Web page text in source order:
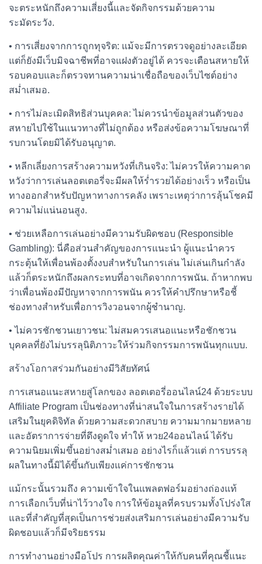
จะตระหนักถึงความเสี่ยงนี้และจัดกิจกรรมด้วยความ
ระมัดระวัง.
• การเสี่ยงจากการถูกทุจริต: แม้จะมีการตรวจดูอย่างละเอียด
แต่ก็ยังมีเว็บมิจฉาชีพที่อาจแฝงตัวอยู่ได้ ควรจะเตือนสหายให้
รอบคอบและก็ตรวจทานความน่าเชื่อถือของเว็บไซต์อย่าง
สม่ำเสมอ.
• การไม่ละเมิดสิทธิส่วนบุคคล: ไม่ควรนำข้อมูลส่วนตัวของ
สหายไปใช้ในแนวทางที่ไม่ถูกต้อง หรือส่งข้อความโฆษณาที่
รบกวนโดยมิได้รับอนุญาต.
• หลีกเลี่ยงการสร้างความหวังที่เกินจริง: ไม่ควรให้ความคาด
หวังว่าการเล่นลอตเตอรี่จะมีผลให้ร่ำรวยได้อย่างเร็ว หรือเป็น
ทางออกสำหรับปัญหาทางการคลัง เพราะเหตุว่าการลุ้นโชคมี
ความไม่แน่นอนสูง.
• ช่วยเหลือการเล่นอย่างมีความรับผิดชอบ (Responsible
Gambling): นี่คือส่วนสำคัญของการแนะนำ ผู้แนะนำควร
กระตุ้นให้เพื่อนพ้องตั้งงบสำหรับในการเล่น ไม่เล่นเกินกำลัง
แล้วก็ตระหนักถึงผลกระทบที่อาจเกิดจากการพนัน. ถ้าหากพบ
ว่าเพื่อนพ้องมีปัญหาจากการพนัน ควรให้คำปรึกษาหรือชี้
ช่องทางสำหรับเพื่อการวิงวอนจากผู้ชำนาญ.
• ไม่ควรชักชวนเยาวชน: ไม่สมควรเสนอแนะหรือชักชวน
บุคคลที่ยังไม่บรรลุนิติภาวะให้ร่วมกิจกรรมการพนันทุกแบบ.
สร้างโอกาสร่วมกันอย่างมีวิสัยทัศน์
การเสนอแนะสหายสู่โลกของ ลอตเตอรี่ออนไลน์24 ด้วยระบบ
Affiliate Program เป็นช่องทางที่น่าสนใจในการสร้างรายได้
เสริมในยุคดิจิทัล ด้วยความสะดวกสบาย ความมากมายหลาย
และอัตราการจ่ายที่ดึงดูดใจ ทำให้ หวย24ออนไลน์ ได้รับ
ความนิยมเพิ่มขึ้นอย่างสม่ำเสมอ อย่างไรก็แล้วแต่ การบรรลุ
ผลในทางนี้มิได้ขึ้นกับเพียงแค่การชักชวน
แม้กระนั้นรวมถึง ความเข้าใจในแพลตฟอร์มอย่างถ่องแท้
การเลือกเว็บที่น่าไว้วางใจ การให้ข้อมูลที่ครบรวมทั้งโปร่งใส
และที่สำคัญที่สุดเป็นการช่วยส่งเสริมการเล่นอย่างมีความรับ
ผิดชอบแล้วก็มีจริยธรรม
การทำงานอย่างมือโปร การผลิตคุณค่าให้กับคนที่คุณชี้แนะ